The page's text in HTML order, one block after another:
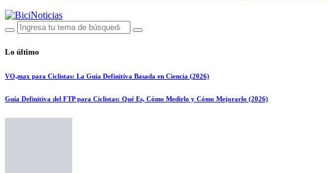
Lo último
VO₂max para Ciclistas: La Guía Definitiva Basada en Ciencia (2026)
Guía Definitiva del FTP para Ciclistas: Qué Es, Cómo Medirlo y Cómo Mejorarlo (2026)